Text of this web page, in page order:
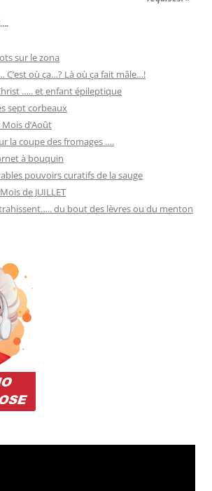
sur le zona
C’est où ça…? Là où ça fait mâle…!
….. et enfant épileptique
sept corbeaux
Mois d’Août
la coupe des fromages ….
à bouquin
pouvoirs curatifs de la sauge
de JUILLET
du bout des lèvres ou du menton